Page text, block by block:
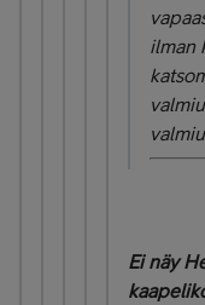
ilman
Ei näy